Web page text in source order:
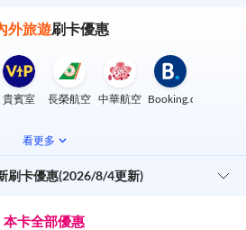
外旅遊刷卡優惠
貴賓室 長榮航空 中華航空 Booking.com
看更多
刷卡優惠(2026/8/4更新)
本卡全部優惠